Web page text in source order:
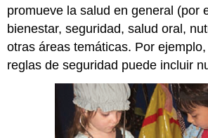
promueve la salud en general (por
bienestar, seguridad, salud oral,
otras áreas temáticas. Por
reglas de seguridad puede incluir